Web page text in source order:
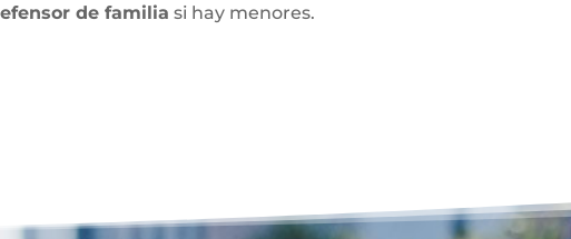
de familia si hay menores.